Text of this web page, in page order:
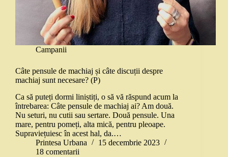
Campanii
Câte pensule de machiaj și câte discuții despre
machiaj sunt necesare? (P)
Ca să puteți dormi liniștiți, o să vă răspund acum la
întrebarea: Câte pensule de machiaj ai? Am două.
Nu seturi, nu cutii sau sertare. Două pensule. Una
mare, pentru pomeți, alta mică, pentru pleoape.
Supraviețuiesc în acest hal, da.…
Printesa Urbana
15 decembrie 2023
18 comentarii